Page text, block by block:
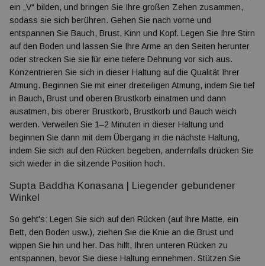
ein „V“ bilden, und bringen Sie Ihre großen Zehen zusammen,
sodass sie sich berühren. Gehen Sie nach vorne und
entspannen Sie Bauch, Brust, Kinn und Kopf. Legen Sie Ihre Stirn
auf den Boden und lassen Sie Ihre Arme an den Seiten herunter
oder strecken Sie sie für eine tiefere Dehnung vor sich aus.
Konzentrieren Sie sich in dieser Haltung auf die Qualität Ihrer
Atmung. Beginnen Sie mit einer dreiteiligen Atmung, indem Sie tief
in Bauch, Brust und oberen Brustkorb einatmen und dann
ausatmen, bis oberer Brustkorb, Brustkorb und Bauch weich
werden. Verweilen Sie 1–2 Minuten in dieser Haltung und
beginnen Sie dann mit dem Übergang in die nächste Haltung,
indem Sie sich auf den Rücken begeben, andernfalls drücken Sie
sich wieder in die sitzende Position hoch.
Supta Baddha Konasana |
Liegender gebundener
Winkel
So geht's: Legen Sie sich auf den Rücken (auf Ihre Matte, ein
Bett, den Boden usw.), ziehen Sie die Knie an die Brust und
wippen Sie hin und her. Das hilft, Ihren unteren Rücken zu
entspannen, bevor Sie diese Haltung einnehmen. Stützen Sie